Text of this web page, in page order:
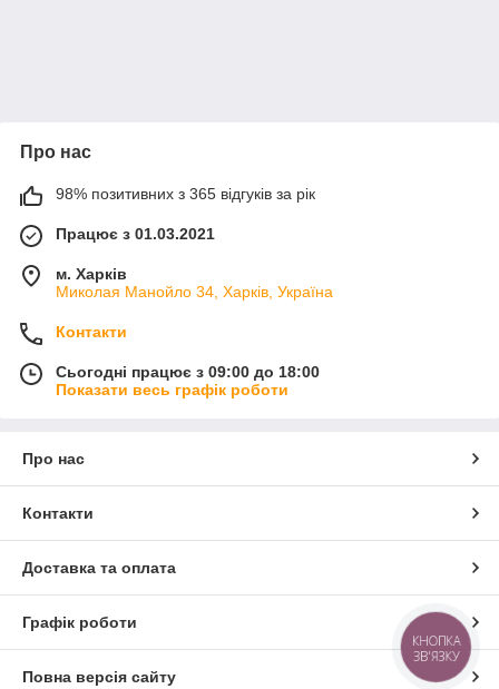
Про нас
98% позитивних з 365 відгуків за рік
Працює з 01.03.2021
м. Харків
Миколая Манойло 34, Харків, Україна
Контакти
Сьогодні працює з 09:00 до 18:00
Показати весь графік роботи
Про нас
Контакти
Доставка та оплата
Графік роботи
Повна версія сайту
КНОПКА
ЗВ'ЯЗКУ